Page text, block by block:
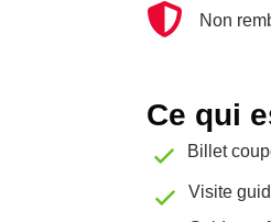
Non
Ce qui
Billet
Visite